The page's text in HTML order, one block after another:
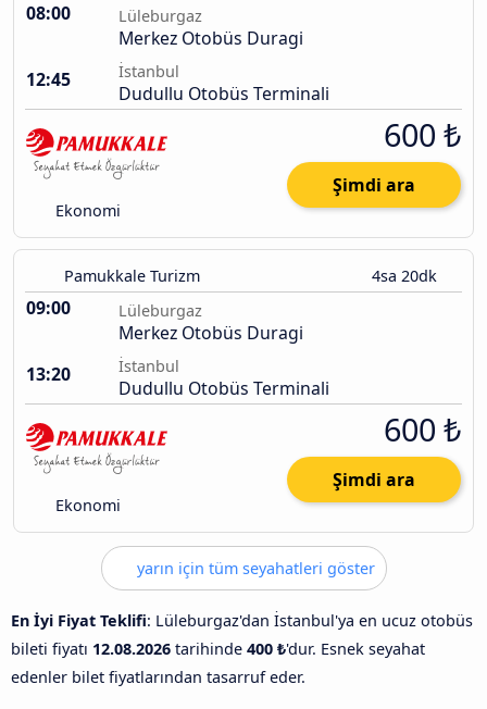
08:00 Lüleburgaz
Merkez Otobüs Duragi
12:45
İstanbul
Dudullu Otobüs Terminali
Ekonomi
600 ₺
Şimdi ara
Pamukkale Turizm 4sa 20dk
09:00 Lüleburgaz
Merkez Otobüs Duragi
13:20
İstanbul
Dudullu Otobüs Terminali
Ekonomi
600 ₺
Şimdi ara
yarın için tüm seyahatleri göster
En İyi Fiyat Teklifi: Lüleburgaz'dan İstanbul'ya en ucuz otobüs
bileti fiyatı 12.08.2026 tarihinde 400 ₺'dur. Esnek seyahat
edenler bilet fiyatlarından tasarruf eder.